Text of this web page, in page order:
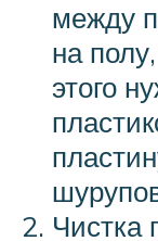
между
на
этого
Чистка